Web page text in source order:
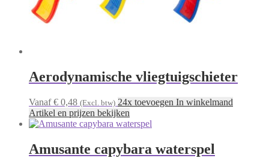
Aerodynamische vliegtuigschieter
Vanaf € 0,48 (Excl. btw) 24x toevoegen In winkelmand
Artikel en prijzen bekijken
Amusante capybara waterspel